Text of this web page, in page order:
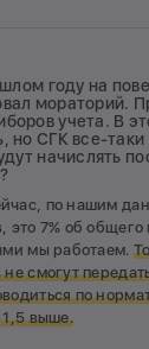
году на
мораторий.
учета. В
но СГК все-
начислять
по нашим
это 7% об общего
мы работаем.
смогут
по
1,5 выше.